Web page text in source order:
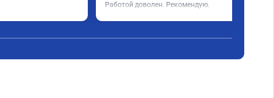
в назначенное
Работой доволен. Рекомендую.